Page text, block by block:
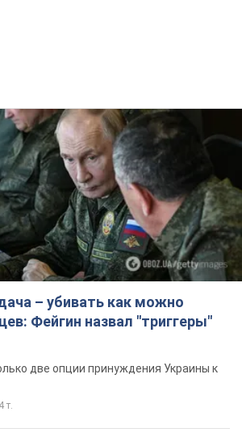
– убивать как можно
Фейгин назвал "триггеры"
две опции принуждения Украины к
т.